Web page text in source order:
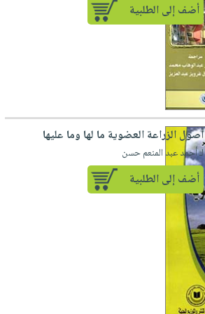
أضف إلى الطلبية
أصول الزراعة العضوية ما لها وما عليها
لـ أحمد عبد المنعم حسن
أضف إلى الطلبية